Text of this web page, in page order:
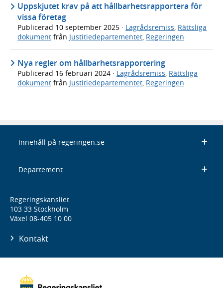
Uppskjutet krav på att hållbarhetsrapportera för
vissa företag
Publicerad 10 september 2025 · Lagrådsremiss, Rättsliga
dokument från Justitiedepartementet, Regeringen
Nya regler om hållbarhetsrapportering
Publicerad 16 februari 2024 · Lagrådsremiss, Rättsliga
dokument från Justitiedepartementet, Regeringen
Innehåll på regeringen.se
Departement
Regeringskansliet
103 33 Stockholm
Växel 08-405 10 00
Kontakt